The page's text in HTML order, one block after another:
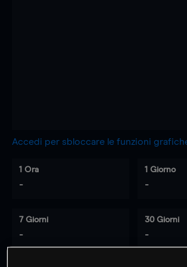
Accedi per sbloccare le funzioni
1 Ora
-
1 Giorno
-
7 Giorni
-
30 Giorni
-